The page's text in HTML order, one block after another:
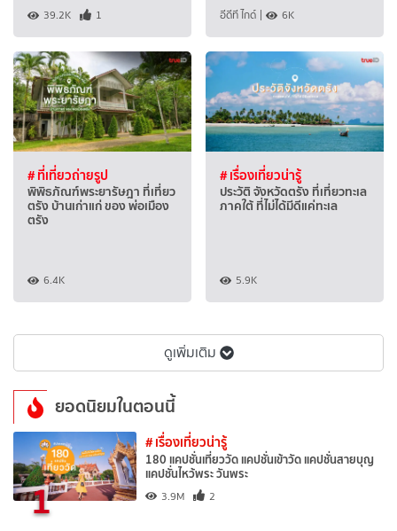
39.2K 1 อีดีที ไกด์ 6K
# ที่เที่ยวถ่ายรูป
พิพิธภัณฑ์พระยารัษฎา ที่เที่ยว
ตรัง บ้านเก่าแก่ ของ พ่อเมือง
ตรัง
6.4K
# เรื่องเที่ยวน่ารู้
ประวัติ จังหวัดตรัง ที่เที่ยวทะเล
ภาคใต้ ที่ไม่ได้มีดีแค่ทะเล
5.9K
ดูเพิ่มเติม
ยอดนิยมในตอนนี้
1
# เรื่องเที่ยวน่ารู้
180 แคปชั่นเที่ยววัด แคปชั่นเข้าวัด แคปชั่นสายบุญ
แคปชั่นไหว้พระ วันพระ
3.9M 2